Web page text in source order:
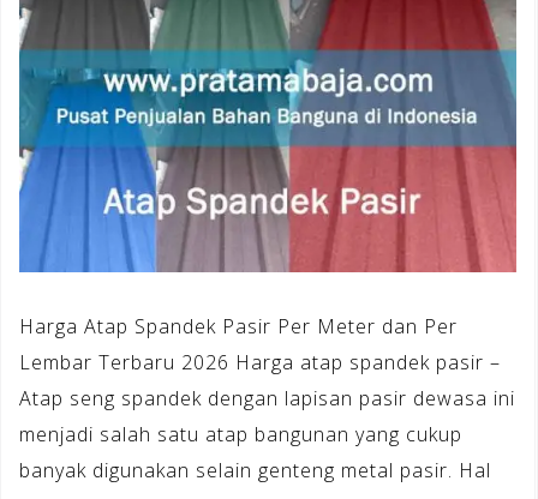
Harga Atap Spandek Pasir Per Meter dan Per
Lembar Terbaru 2026 Harga atap spandek pasir –
Atap seng spandek dengan lapisan pasir dewasa ini
menjadi salah satu atap bangunan yang cukup
banyak digunakan selain genteng metal pasir. Hal